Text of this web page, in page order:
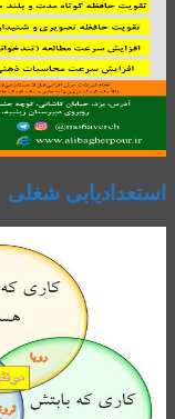
استعدادیابی شغلی